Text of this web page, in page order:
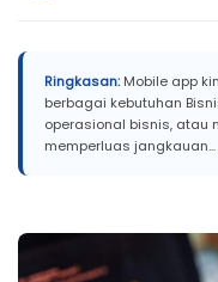
Ringkasan:Mobile app
berbagai kebutuhan
operasional bisnis, atau
memperluas jangkauan...